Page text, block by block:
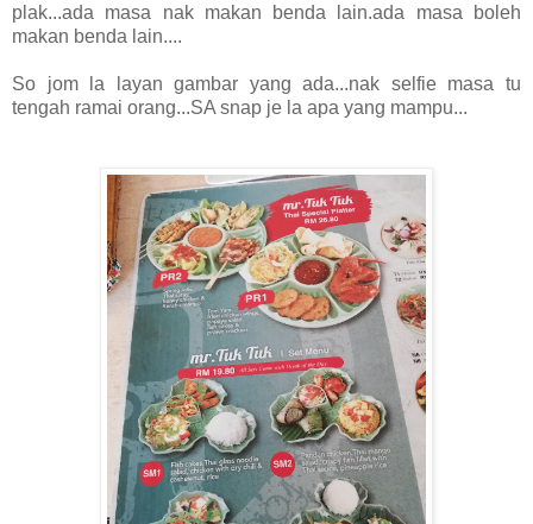
plak...ada masa nak makan benda lain.ada masa boleh
makan benda lain....
So jom la layan gambar yang ada...nak selfie masa tu
tengah ramai orang...SA snap je la apa yang mampu...